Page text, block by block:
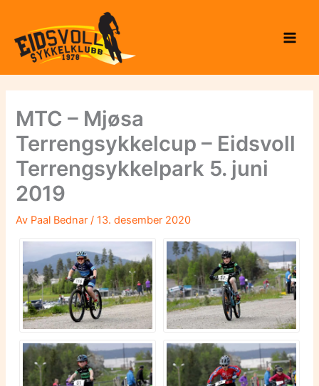
innholdet
innholdet
MTC – Mjøsa
Terrengsykkelcup – Eidsvoll
Terrengsykkelpark 5. juni
2019
Av Paal Bednar/13. desember 2020